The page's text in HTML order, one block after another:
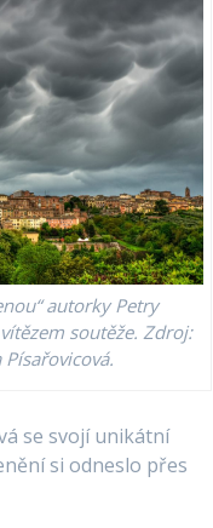
autorky Petry
soutěže. Zdroj:
se svojí unikátní
si odneslo přes